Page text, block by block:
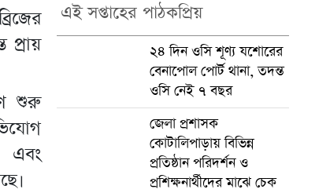
শুরু
এবং
এই সপ্তাহের পাঠকপ্রিয়
২৪ দিন ওসি শূণ্য যশোরের
বেনাপোল পোর্ট থানা, তদন্ত
ওসি নেই ৭ বছর
জেলা প্রশাসক
কোটালিপাড়ায় বিভিন্ন
প্রতিষ্ঠান পরিদর্শন ও
প্রশিক্ষনার্থীদের মাঝে চেক